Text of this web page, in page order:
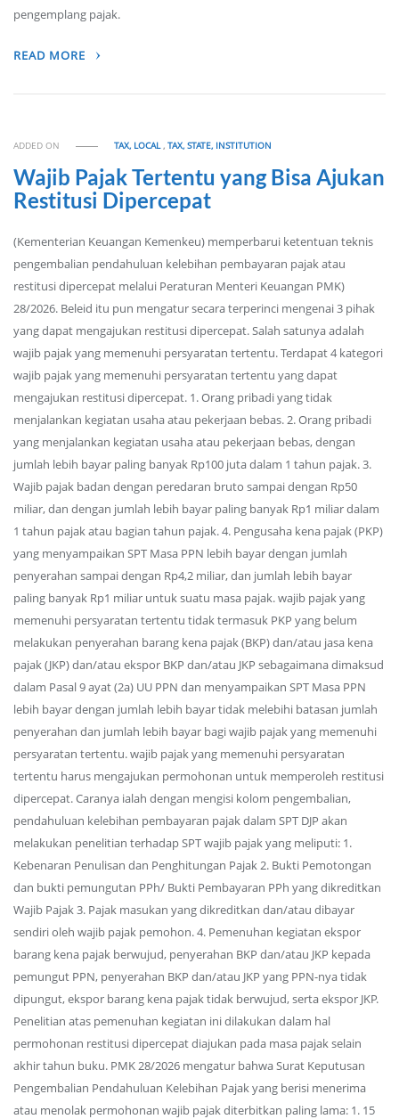
pengemplang pajak.
READ MORE
ADDED ON TAX, LOCAL,TAX, STATE, INSTITUTION
Wajib Pajak Tertentu yang Bisa Ajukan
Restitusi Dipercepat
(Kementerian Keuangan Kemenkeu) memperbarui ketentuan teknis
pengembalian pendahuluan kelebihan pembayaran pajak atau
restitusi dipercepat melalui Peraturan Menteri Keuangan PMK)
28/2026. Beleid itu pun mengatur secara terperinci mengenai 3 pihak
yang dapat mengajukan restitusi dipercepat. Salah satunya adalah
wajib pajak yang memenuhi persyaratan tertentu. Terdapat 4 kategori
wajib pajak yang memenuhi persyaratan tertentu yang dapat
mengajukan restitusi dipercepat. 1. Orang pribadi yang tidak
menjalankan kegiatan usaha atau pekerjaan bebas. 2. Orang pribadi
yang menjalankan kegiatan usaha atau pekerjaan bebas, dengan
jumlah lebih bayar paling banyak Rp100 juta dalam 1 tahun pajak. 3.
Wajib pajak badan dengan peredaran bruto sampai dengan Rp50
miliar, dan dengan jumlah lebih bayar paling banyak Rp1 miliar dalam
1 tahun pajak atau bagian tahun pajak. 4. Pengusaha kena pajak (PKP)
yang menyampaikan SPT Masa PPN lebih bayar dengan jumlah
penyerahan sampai dengan Rp4,2 miliar, dan jumlah lebih bayar
paling banyak Rp1 miliar untuk suatu masa pajak. wajib pajak yang
memenuhi persyaratan tertentu tidak termasuk PKP yang belum
melakukan penyerahan barang kena pajak (BKP) dan/atau jasa kena
pajak (JKP) dan/atau ekspor BKP dan/atau JKP sebagaimana dimaksud
dalam Pasal 9 ayat (2a) UU PPN dan menyampaikan SPT Masa PPN
lebih bayar dengan jumlah lebih bayar tidak melebihi batasan jumlah
penyerahan dan jumlah lebih bayar bagi wajib pajak yang memenuhi
persyaratan tertentu. wajib pajak yang memenuhi persyaratan
tertentu harus mengajukan permohonan untuk memperoleh restitusi
dipercepat. Caranya ialah dengan mengisi kolom pengembalian,
pendahuluan kelebihan pembayaran pajak dalam SPT DJP akan
melakukan penelitian terhadap SPT wajib pajak yang meliputi: 1.
Kebenaran Penulisan dan Penghitungan Pajak 2. Bukti Pemotongan
dan bukti pemungutan PPh/ Bukti Pembayaran PPh yang dikreditkan
Wajib Pajak 3. Pajak masukan yang dikreditkan dan/atau dibayar
sendiri oleh wajib pajak pemohon. 4. Pemenuhan kegiatan ekspor
barang kena pajak berwujud, penyerahan BKP dan/atau JKP kepada
pemungut PPN, penyerahan BKP dan/atau JKP yang PPN-nya tidak
dipungut, ekspor barang kena pajak tidak berwujud, serta ekspor JKP.
Penelitian atas pemenuhan kegiatan ini dilakukan dalam hal
permohonan restitusi dipercepat diajukan pada masa pajak selain
akhir tahun buku. PMK 28/2026 mengatur bahwa Surat Keputusan
Pengembalian Pendahuluan Kelebihan Pajak yang berisi menerima
atau menolak permohonan wajib pajak diterbitkan paling lama: 1. 15